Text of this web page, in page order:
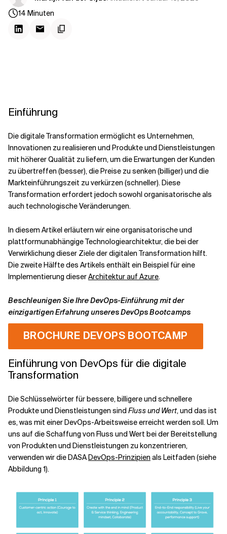
Verwandte Themen
14 Minuten
Einführung
Die digitale Transformation ermöglicht es Unternehmen,
Innovationen zu realisieren und Produkte und Dienstleistungen
mit höherer Qualität zu liefern, um die Erwartungen der Kunden
zu übertreffen (besser), die Preise zu senken (billiger) und die
Markteinführungszeit zu verkürzen (schneller). Diese
Transformation erfordert jedoch sowohl organisatorische als
auch technologische Veränderungen.
In diesem Artikel erläutern wir eine organisatorische und
plattformunabhängige Technologiearchitektur, die bei der
Verwirklichung dieser Ziele der digitalen Transformation hilft.
Die zweite Hälfte des Artikels enthält ein Beispiel für eine
Implementierung dieserArchitektur auf Azure.
Beschleunigen Sie Ihre DevOps-Einführung mit der
einzigartigen Erfahrung unseres DevOps Bootcamps
BROCHURE DEVOPS BOOTCAMP
Einführung von DevOps für die digitale
Transformation
Die Schlüsselwörter für bessere, billigere und schnellere
Produkte und Dienstleistungen sind Fluss und Wert, und das ist
es, was mit einer DevOps-Arbeitsweise erreicht werden soll. Um
uns auf die Schaffung von Fluss und Wert bei der Bereitstellung
von Produkten und Dienstleistungen zu konzentrieren,
verwenden wir die DASADevOps-Prinzipien als Leitfaden (siehe
Abbildung 1).